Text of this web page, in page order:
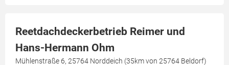
Reetdachdeckerbetrieb Reimer und
Hans-Hermann Ohm
Mühlenstraße 6, 25764 Norddeich (35km von 25764 Beldorf)